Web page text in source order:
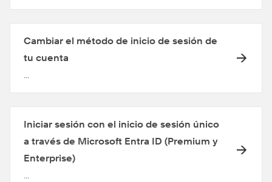
Cambiar el método de inicio de sesión de
tu cuenta
...
Iniciar sesión con el inicio de sesión único
a través de Microsoft Entra ID (Premium y
Enterprise)
...